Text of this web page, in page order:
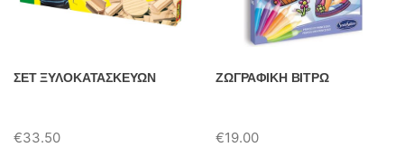
ΣΕΤ ΞΥΛΟΚΑΤΑΣΚΕΥΩΝ
€33.50
ΖΩΓΡΑΦΙΚΗ ΒΙΤΡΩ
€19.00